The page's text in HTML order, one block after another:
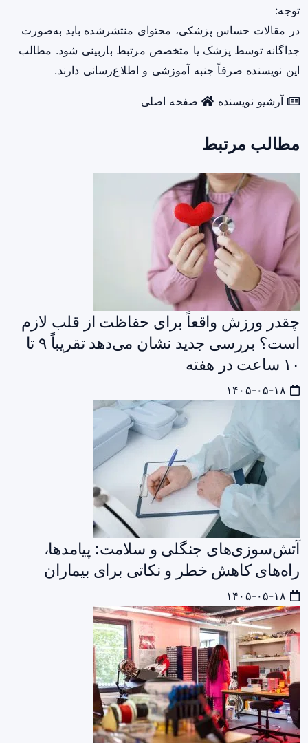
توجه:
در مقالات حساس پزشکی، محتوای منتشرشده باید به‌صورت
جداگانه توسط پزشک یا متخصص مرتبط بازبینی شود. مطالب
این نویسنده صرفاً جنبه آموزشی و اطلاع‌رسانی دارند.
آرشیو نویسنده صفحه اصلی
مطالب مرتبط
چقدر ورزش واقعاً برای حفاظت از قلب لازم
است؟ بررسی جدید نشان می‌دهد تقریباً ۹ تا
۱۰ ساعت در هفته
آتش‌سوزی‌های جنگلی و سلامت: پیامدها،
راه‌های کاهش خطر و نکاتی برای بیماران